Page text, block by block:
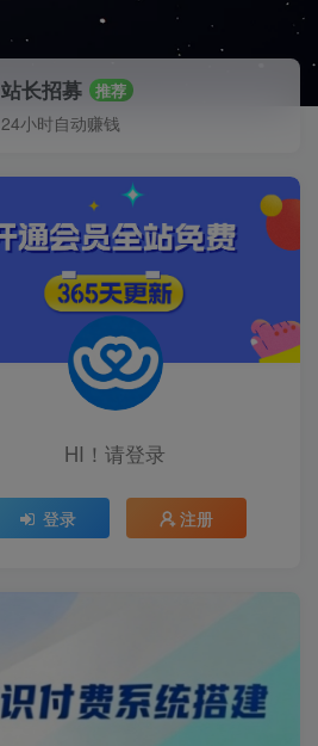
站长招募 推荐
24小时自动赚钱
HI！请登录
登录 注册